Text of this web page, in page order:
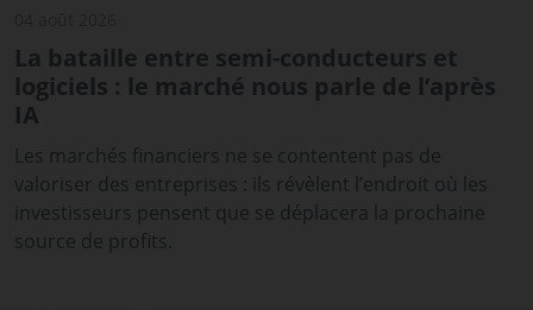
La bataille entre semi-conducteurs et
logiciels : le marché nous parle de l’après
IA
Les marchés financiers ne se contentent pas de
valoriser des entreprises : ils révèlent l’endroit où les
investisseurs pensent que se déplacera la prochaine
source de profits.